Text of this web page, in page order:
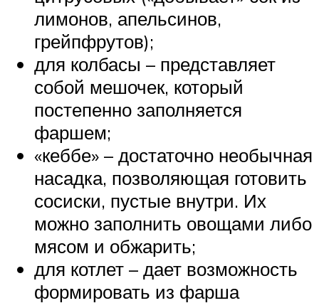
лимонов, апельсинов,
грейпфрутов);
для колбасы – представляет
собой мешочек, который
постепенно заполняется
фаршем;
«кеббе» – достаточно необычная
насадка, позволяющая готовить
сосиски, пустые внутри. Их
можно заполнить овощами либо
мясом и обжарить;
для котлет – дает возможность
формировать из фарша